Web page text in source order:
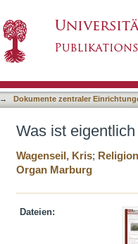
→
Dokumente zentraler
Was ist
Wagenseil, Kris;
Organ Marburg
Dateien: